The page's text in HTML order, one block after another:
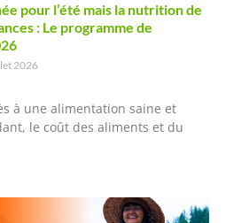
pour l’été mais la nutrition de
: Le programme de
2026
à une alimentation saine et
le coût des aliments et du